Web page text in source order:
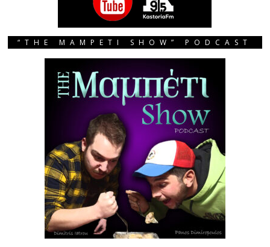
“THE MAMPETI SHOW” PODCAST